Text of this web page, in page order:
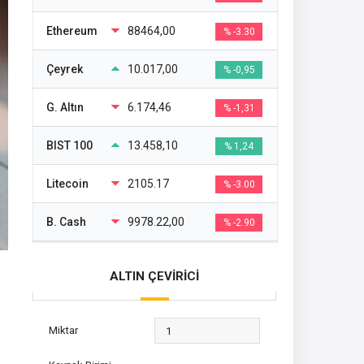
Ethereum 88464,00 % -3.30
Çeyrek 10.017,00 % -0,95
G. Altın 6.174,46 % -1,31
BIST 100 13.458,10 % 1,24
Litecoin 2105.17 % -3.00
B. Cash 9978.22,00 % -2.90
ALTIN ÇEVİRİCİ
Miktar